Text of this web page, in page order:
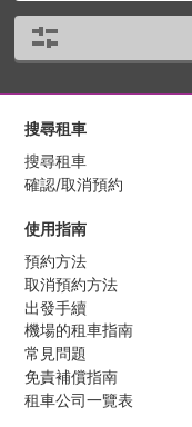
搜尋租車
搜尋租車
確認/取消預約
使用指南
預約方法
取消預約方法
出發手續
機場的租車指南
常見問題
免責補償指南
租車公司一覽表